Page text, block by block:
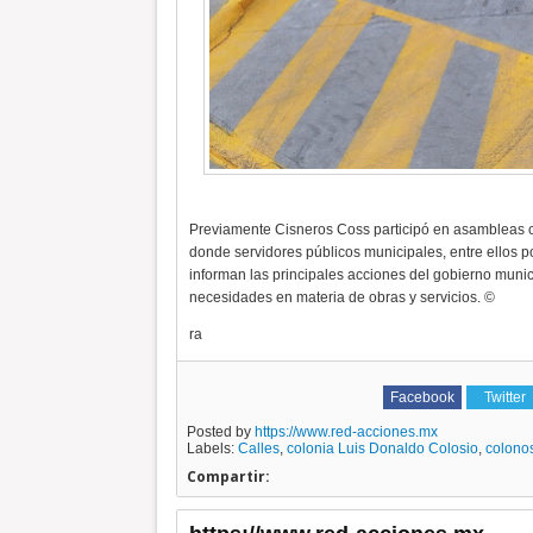
Previamente Cisneros Coss participó en
donde servidores públicos municipales, entre ellos
informan las principales acciones del gobierno
necesidades en materia de obras y servicios. ©
ra
Facebook Twitter
Posted by https://www.red-acciones.mx
Labels: Calles, colonia Luis Donaldo Colosio,
Compartir: